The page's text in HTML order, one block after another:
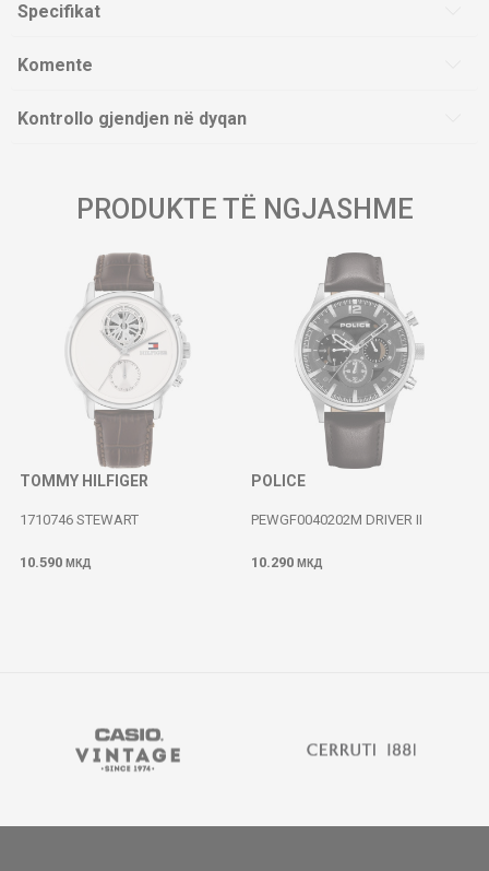
Specifikat
Komente
Kontrollo gjendjen në dyqan
PRODUKTE TË NGJASHME
TOMMY HILFIGER
1710746 STEWART
10.590 МКД
POLICE
PEWGF0040202M DRIVER II
10.290 МКД